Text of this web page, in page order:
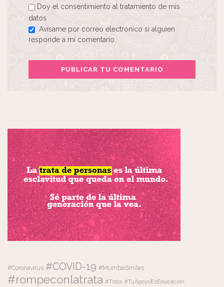
Doy el consentimiento al tratamiento de mis
datos
Avísame por correo electrónico si alguien
responde a mi comentario.
#Coronavirus #COVID-19 #MumbaiSmiles
#rompeconlatrata #Trata #TuApoyoEsEducación